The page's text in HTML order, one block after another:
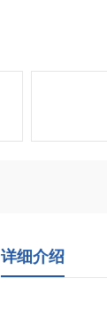
详细介绍